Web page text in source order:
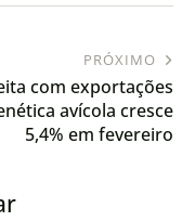
PRÓXIMO
com exportações
avícola cresce
5,4% em fevereiro